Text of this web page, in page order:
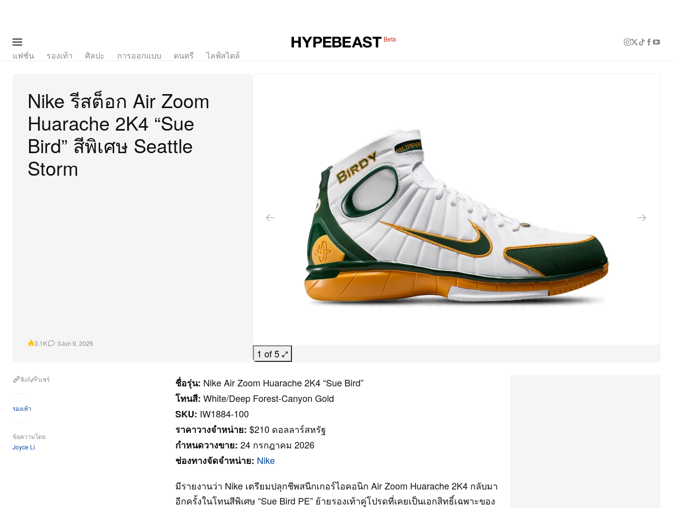
Beta
แฟชั่น รองเท้า ศิลปะ การออกแบบ ดนตรี ไลฟ์สไตล์
Nike รีสต็อก Air Zoom
Huarache 2K4 “Sue
Bird” สีพิเศษ Seattle
Storm
3.1K 0Jun 9, 2026
1 of 5
ลิงก์ แชร์
รองเท้า
ข้อความโดย
Joyce Li
ชื่อรุ่น: Nike Air Zoom Huarache 2K4 “Sue Bird”
โทนสี: White/Deep Forest-Canyon Gold
SKU: IW1884-100
ราคาวางจำหน่าย: $210 ดอลลาร์สหรัฐ
กำหนดวางขาย: 24 กรกฎาคม 2026
ช่องทางจัดจำหน่าย: Nike
มีรายงานว่า Nike เตรียมปลุกชีพสนีกเกอร์ไอคอนิก Air Zoom Huarache 2K4 กลับมา
อีกครั้งในโทนสีพิเศษ “Sue Bird PE” ย้ายรองเท้าคู่โปรดที่เคยเป็นเอกสิทธิ์เฉพาะของ